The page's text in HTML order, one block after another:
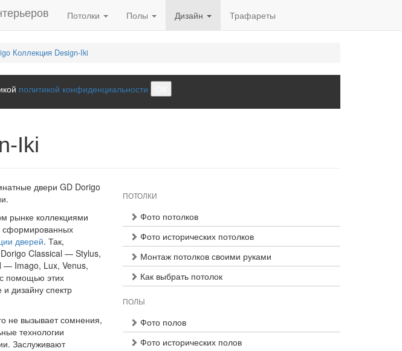
Потолки Полы Дизайн Трафареты
Коллекция Design-Iki
политикой конфиденциальности
Iki
двери GD Dorigo
рынке коллекциями
сформированных
дверей. Так,
Classical — Stylus,
— Imago, Lux, Venus,
помощью этих
дизайну спектр
не вызывает сомнения,
технологии
Заслуживают
ПОТОЛКИ
Фото потолков
Фото исторических потолков
Монтаж потолков своими руками
Как выбрать потолок
ПОЛЫ
Фото полов
Фото исторических полов